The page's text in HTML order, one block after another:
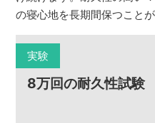
の寝心地を長期間保つことが
実験
8万回の耐久性試験